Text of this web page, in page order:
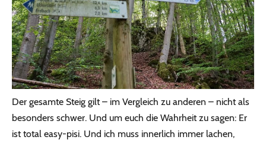
Der gesamte Steig gilt – im Vergleich zu anderen – nicht als
besonders schwer. Und um euch die Wahrheit zu sagen: Er
ist total easy-pisi. Und ich muss innerlich immer lachen,